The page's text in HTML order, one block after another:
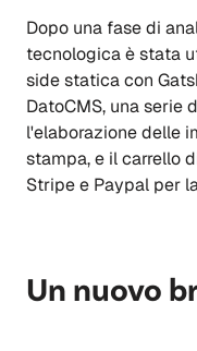
Dopo una fase di
tecnologica è stata
side statica con
DatoCMS, una serie
l'elaborazione delle
stampa, e il carrello
Stripe e Paypal per
Un nuovo